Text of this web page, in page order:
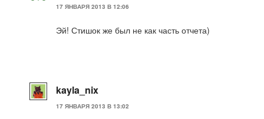
17 ЯНВАРЯ 2013 В 12:06
Эй! Стишок же был не как часть отчета)
kayla_nix
17 ЯНВАРЯ 2013 В 13:02